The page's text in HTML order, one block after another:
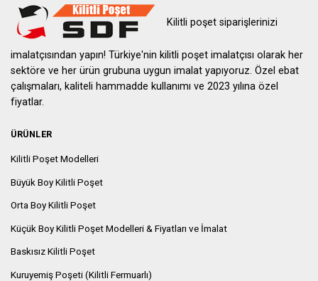
Kilitli poşet siparişlerinizi
imalatçısından yapın! Türkiye'nin kilitli poşet imalatçısı olarak her
sektöre ve her ürün grubuna uygun imalat yapıyoruz. Özel ebat
çalışmaları, kaliteli hammadde kullanımı ve 2023 yılına özel
fiyatlar.
ÜRÜNLER
Kilitli Poşet Modelleri
Büyük Boy Kilitli Poşet
Orta Boy Kilitli Poşet
Küçük Boy Kilitli Poşet Modelleri & Fiyatları ve İmalat
Baskısız Kilitli Poşet
Kuruyemiş Poşeti (Kilitli Fermuarlı)